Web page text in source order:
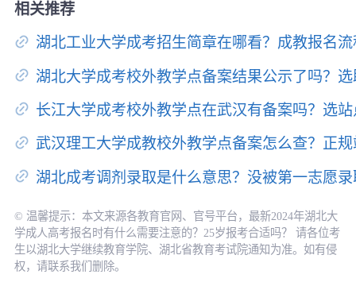
相关推荐
湖北工业大学成考招生简章在哪看？成教报名
湖北大学成考校外教学点备案结果公示了吗？
长江大学成考校外教学点在武汉有备案吗？选
武汉理工大学成教校外教学点备案怎么查？正
湖北成考调剂录取是什么意思？没被第一志愿
© 温馨提示：本文来源各教育官网、官号平台，最新2024年湖北大
学成人高考报名时有什么需要注意的？25岁报考合适吗？ ​请各位考
生以湖北大学继续教育学院、湖北省教育考试院通知为准。如有侵
权，请联系我们删除。